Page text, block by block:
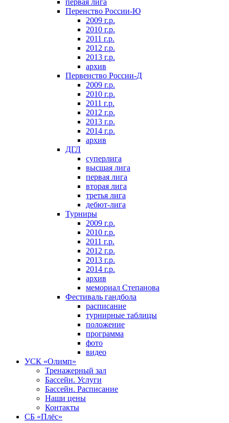
первая лига
Перенство России-Ю
2009 г.р.
2010 г.р.
2011 г.р.
2012 г.р.
2013 г.р.
архив
Первенство России-Д
2009 г.р.
2010 г.р.
2011 г.р.
2012 г.р.
2013 г.р.
2014 г.р.
архив
ДГЛ
суперлига
высшая лига
первая лига
вторая лига
третья лига
дебют-лига
Турниры
2009 г.р.
2010 г.р.
2011 г.р.
2012 г.р.
2013 г.р.
2014 г.р.
архив
мемориал Степанова
Фeстивaль гaндбoлa
расписание
турнирные таблицы
положение
программа
фoтo
видео
УСК «Олимп»
Тренажерный зал
Бассейн. Услуги
Бассейн. Расписание
Наши цены
Контакты
СБ «Плёс»